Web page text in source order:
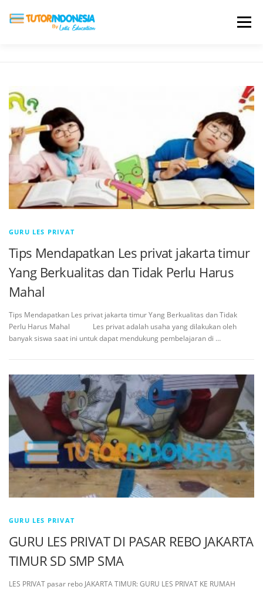
Menu
BIAYA LES PROFIL ALUMNI
BLOG DAFTAR SEKOLAH
GURU LES PRIVAT
Tips Mendapatkan Les privat jakarta timur
Yang Berkualitas dan Tidak Perlu Harus
Mahal
Tips Mendapatkan Les privat jakarta timur Yang Berkualitas dan Tidak
Perlu Harus Mahal Les privat adalah usaha yang dilakukan oleh
banyak siswa saat ini untuk dapat mendukung pembelajaran di …
GURU LES PRIVAT
GURU LES PRIVAT DI PASAR REBO JAKARTA
TIMUR SD SMP SMA
LES PRIVAT pasar rebo JAKARTA TIMUR: GURU LES PRIVAT KE RUMAH